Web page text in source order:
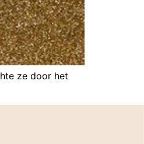
ze door het